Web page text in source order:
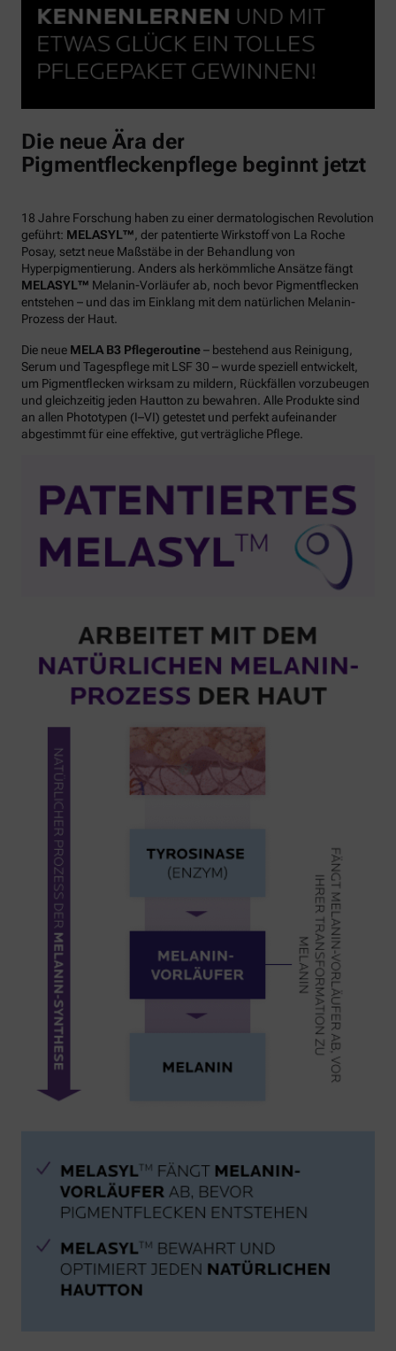
Die neue Ära der
Pigmentfleckenpflege beginnt jetzt
18 Jahre Forschung haben zu einer dermatologischen Revolution
geführt: MELASYL™ , der patentierte Wirkstoff von La Roche
Posay, setzt neue Maßstäbe in der Behandlung von
Hyperpigmentierung. Anders als herkömmliche Ansätze fängt
MELASYL™ Melanin-Vorläufer ab, noch bevor Pigmentflecken
entstehen – und das im Einklang mit dem natürlichen Melanin-
Prozess der Haut.
Die neue MELA B3 Pflegeroutine– bestehend aus Reinigung,
Serum und Tagespflege mit LSF 30 – wurde speziell entwickelt,
um Pigmentflecken wirksam zu mildern, Rückfällen vorzubeugen
und gleichzeitig jeden Hautton zu bewahren. Alle Produkte sind
an allen Phototypen (I–VI) getestet und perfekt aufeinander
abgestimmt für eine effektive, gut verträgliche Pflege.